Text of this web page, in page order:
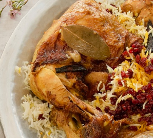
Mit meinem Newsletter bist du
ganz nah dran an meinen
erhältst Tipps für den Alltag in
kulinarische Inspiration und Infos
Gewinnspiele